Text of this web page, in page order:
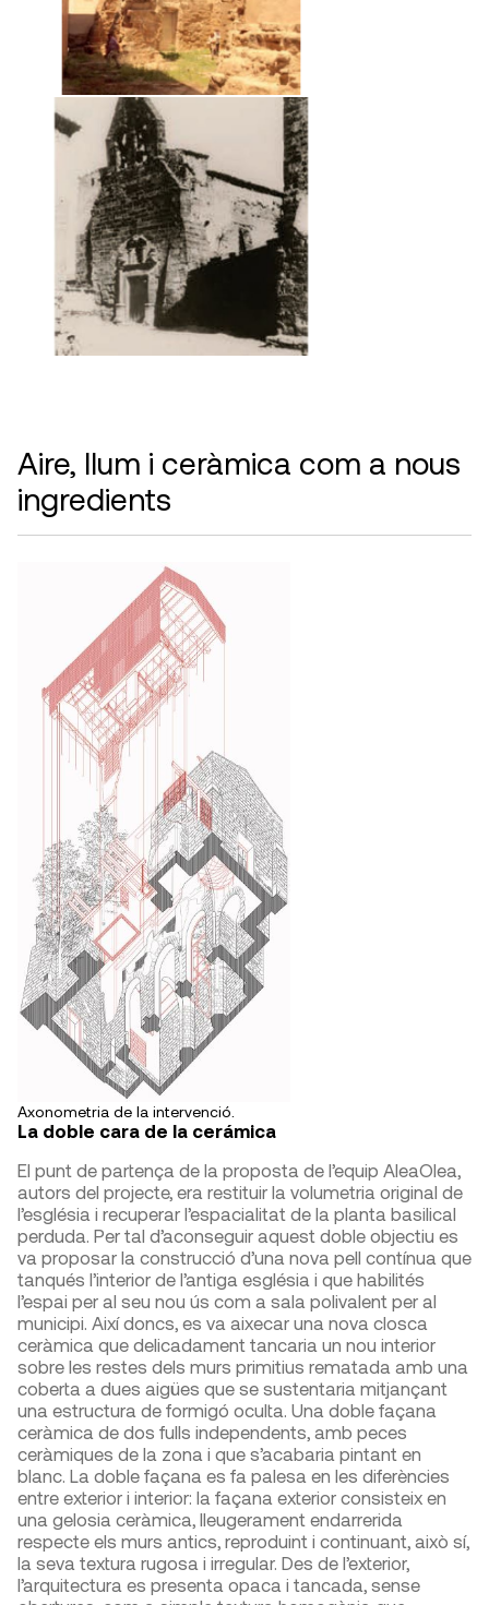
Aire, llum i ceràmica com a nous
ingredients
Axonometria de la intervenció.
La doble cara de la cerámica
El punt de partença de la proposta de l’equip AleaOlea,
autors del projecte, era restituir la volumetria original de
l’església i recuperar l’espacialitat de la planta basilical
perduda. Per tal d’aconseguir aquest doble objectiu es
va proposar la construcció d’una nova pell contínua que
tanqués l’interior de l’antiga església i que habilités
l’espai per al seu nou ús com a sala polivalent per al
municipi. Així doncs, es va aixecar una nova closca
ceràmica que delicadament tancaria un nou interior
sobre les restes dels murs primitius rematada amb una
coberta a dues aigües que se sustentaria mitjançant
una estructura de formigó oculta. Una doble façana
ceràmica de dos fulls independents, amb peces
ceràmiques de la zona i que s’acabaria pintant en
blanc. La doble façana es fa palesa en les diferències
entre exterior i interior: la façana exterior consisteix en
una gelosia ceràmica, lleugerament endarrerida
respecte els murs antics, reproduint i continuant, això sí,
la seva textura rugosa i irregular. Des de l’exterior,
l’arquitectura es presenta opaca i tancada, sense